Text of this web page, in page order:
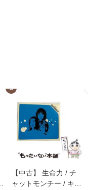
3
【中古】 生命力 / チ
ャットモンチー / キュ